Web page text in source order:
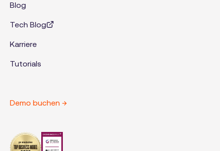
Blog
Tech Blog
Karriere
Tutorials
Demo buchen →